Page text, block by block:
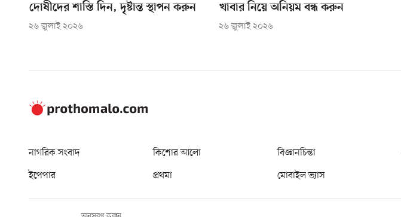
দোষীদের শাস্তি দিন, দৃষ্টান্ত স্থাপন করুন
২৬ জুলাই ২০২৬
খাবার নিয়ে অনিয়ম বন্ধ করুন
২৬ জুলাই ২০২৬
নাগরিক সংবাদ কিশোর আলো বিজ্ঞানচিন্তা
ইপেপার
প্রথমা মোবাইল ভ্যাস